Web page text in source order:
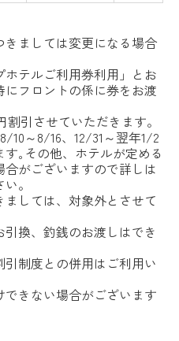
ましては変更になる場合
テルご利用券利用」とお
フロントの係に券をお渡
割引させていただきます。
10～8/16、12/31～翌年1/2
｡その他、ホテルが定める
がございますので詳しは
。
しては、対象外とさせて
換、釣銭のお渡しはでき
制度との併用はご利用い
きない場合がございます